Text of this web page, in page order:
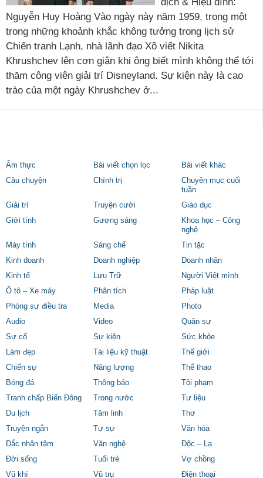
Nguyễn Huy Hoàng Vào ngày này năm 1959, trong một
trong những khoảnh khắc không tưởng trong lịch sử
Chiến tranh Lạnh, nhà lãnh đạo Xô viết Nikita
Khrushchev lên cơn giận khi ông biết mình không thể tới
thăm công viên giải trí Disneyland. Sự kiện này là cao
trào của một ngày Khrushchev ở...
Ẩm thực Bài viết chọn lọc
Bài viết khác
Câu chuyện
Chính trị
Chuyên mục cuối
tuần
Giải trí
Truyện cười
Giáo dục
Giới tính
Gương sáng
Khoa học – Công
nghệ
Máy tính
Sáng chế
Tin tặc
Kinh doanh
Doanh nghiệp
Doanh nhân
Kinh tế
Lưu Trữ
Người Việt mình
Ô tô – Xe máy
Phân tích
Pháp luật
Phóng sự điều tra
Media
Photo
Audio
Video
Quân sự
Sự cố
Sự kiện
Sức khỏe
Làm đẹp
Tài liệu kỹ thuật
Thế giới
Chiến sự
Năng lượng
Thể thao
Bóng đá
Thông báo
Tội phạm
Tranh chấp Biển Đông
Trong nước
Tư liệu
Du lịch
Tâm linh
Thơ
Truyện ngắn
Tự sự
Văn hóa
Đắc nhân tâm
Văn nghệ
Độc – Lạ
Đời sống
Tuổi trẻ
Vợ chồng
Vũ khí
Vũ trụ Điện thoại